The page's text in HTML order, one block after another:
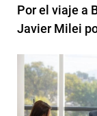
Por el viaje a
Javier Milei